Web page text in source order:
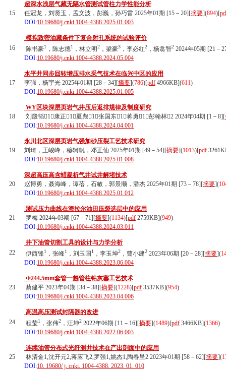
15
超深水浅层气藏无隔水管测试管柱力学性能分析
任冠龙，刘贤玉，孟文波，彭巍，孙巧雷 2025年01期 [15－20][摘要](894)[
DOI:10.19680/j.cnki.1004-4388.2025.01.003
16
模拟致密油藏条件下复合射孔系统的试验评价
陈书豪1 ，陈志德1 ，林立明2 ，梁豪3 ，李必红2 ，杨翕智2 2024年05期 [21－
DOI:10.19680/j.cnki.1004-4388.2024.05.004
17
水平井同步回转增压排水采气技术在临兴中区的应用
李强，杨宇光 2025年01期 [28－34][摘要](786)[pdf 4966KB](611)
DOI:10.19680/j.cnki.1004-4388.2025.01.005
18
WY区块深层页岩气井压后返排规律及制度研究
刘殷韬1，康正1，夏彪1，张国东1，蒋勇1，彭翰林2 2024年04期 [1－8][
DOI:10.19680/j.cnki.1004-4388.2024.04.001
19
永川北区深层页岩气强加砂压裂工艺技术研究
刘琦，王峻峰，穆轲帆，邓正仙 2025年01期 [49－54][摘要](1013)[pdf
DOI:10.19680/j.cnki.1004-4388.2025.01.008
20
深超高压高含蜡凝析气井试井解堵技术
赵博勇，聂海峰，谭蓓，石敏，郭景顺，潘杰 2025年01期 [73－78][摘要](
DOI:10.19680/j.cnki.1004-4388.2025.01.012
21
测试压力曲线在海拉尔油田压裂选层中的应用
罗梅 2024年03期 [67－71][摘要](1134)[pdf 2759KB](949)
DOI:10.19680/j.cnki.1004-4388.2024.03.011
22
井下油管切割工具的设计与力学分析
伊西锋1 ，张峰1 ，刘玉国 1 ，李玉坤2 ，曹小建2 2023年06期 [20－28][摘要](
DOI:10.19680/j.cnki.1004-4388.2023.06.004
23
Φ244.5mm套管一趟管柱钻灰塞工艺技术
蔡建平 2023年04期 [34－38][摘要](1228)[pdf 3537KB](954)
DOI:10.19680/j.cnki.1004-4388.2023.04.006
24
高温高压测试封隔器的改进
程莹1 ，张伟2 ，汪坤2 2022年06期 [11－16][摘要](1489)[pdf 3466KB](1366)
DOI:10.19680/j.cnki.1004-4388.2022.06.003
25
连续油管分布式光纤测井技术在产出剖面中的应用
林清金1,沈开元2,蒋应飞2,罗强1,姚杰1,陶春呈2 2023年01期 [58－62][摘要](
DOI:10. 19680/ j. cnki. 1004-4388. 2023. 01. 010